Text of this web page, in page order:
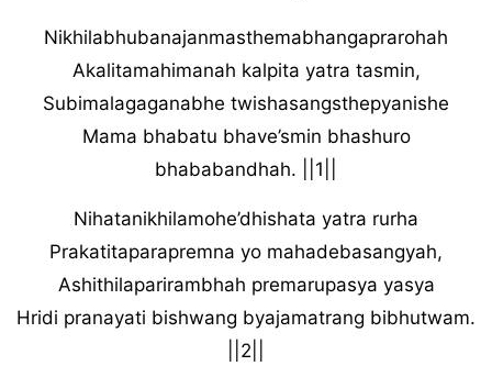
Nikhilabhubanajanmasthemabhangaprarohah
Akalitamahimanah kalpita yatra tasmin,
Subimalagaganabhe twishasangsthepyanishe
Mama bhabatu bhave’smin bhashuro
bhababandhah. ||1||
Nihatanikhilamohe’dhishata yatra rurha
Prakatitaparapremna yo mahadebasangyah,
Ashithilaparirambhah premarupasya yasya
Hridi pranayati bishwang byajamatrang bibhutwam.
||2||